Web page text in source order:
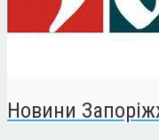
Новини